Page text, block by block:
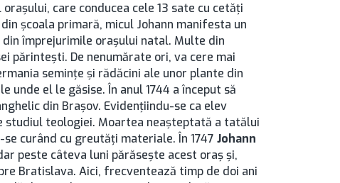
care conducea cele 13 sate cu cetăţi
şcoala primară, micul Johann manifesta un
împrejurimile oraşului natal. Multe din
părinteşti. De nenumărate ori, va cere mai
seminţe şi rădăcini ale unor plante din
el le găsise. În anul 1744 a început să
din Brașov. Evidenţiindu-se ca elev
teologiei. Moartea neaşteptată a tatălui
curând cu greutăţi materiale. În 1747 Johann
peste câteva luni părăseşte acest oraş şi,
Bratislava. Aici, frecventează timp de doi ani